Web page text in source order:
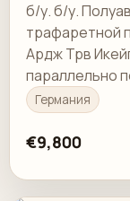
б/у. б/у.
трафаретной
Ардж Трв
параллельно
площадь
80 см, размер…
Германия
€9,800